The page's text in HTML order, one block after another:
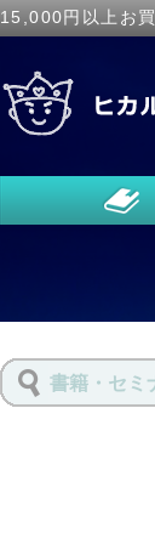
15,000円以上お